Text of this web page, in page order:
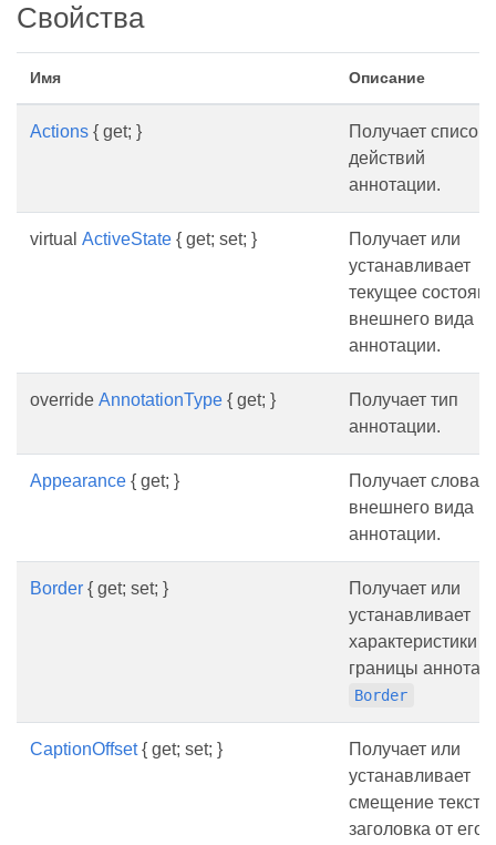
Свойства
Имя Описание
Actions { get; }
Получает список
действий
аннотации.
virtual ActiveState { get; set; }
Получает или
устанавливает
текущее
внешнего вида
аннотации.
override AnnotationType { get; }
Получает тип
аннотации.
Appearance { get; }
Получает
внешнего вида
аннотации.
Border { get; set; }
Получает или
устанавливает
характеристики
границы
Border
CaptionOffset{ get; set; }
Получает или
устанавливает
смещение текста
заголовка от его